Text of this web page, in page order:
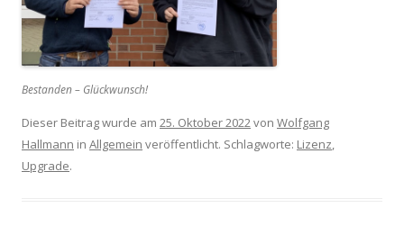
Bestanden – Glückwunsch!
Dieser Beitrag wurde am 25. Oktober 2022von Wolfgang
Hallmann in Allgemein veröffentlicht. Schlagworte: Lizenz,
Upgrade.